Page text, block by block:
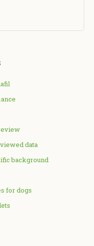
data
background
for dogs